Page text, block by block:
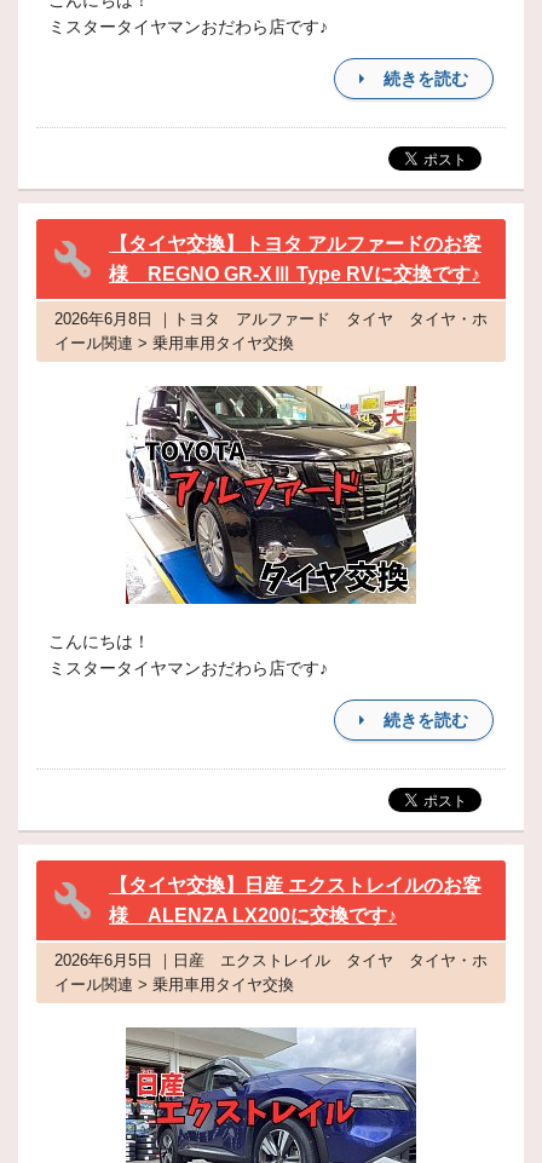
ミスタータイヤマンおだわら店です♪
続きを読む
【タイヤ交換】トヨタ アルファードのお客
様 REGNO GR-XⅢ Type RVに交換です♪
2026年6月8日 ｜トヨタ アルファード タイヤ タイヤ・ホ
イール関連 > 乗用車用タイヤ交換
こんにちは！
ミスタータイヤマンおだわら店です♪
続きを読む
【タイヤ交換】日産 エクストレイルのお客
様 ALENZA LX200に交換です♪
2026年6月5日 ｜日産 エクストレイル タイヤ タイヤ・ホ
イール関連 > 乗用車用タイヤ交換